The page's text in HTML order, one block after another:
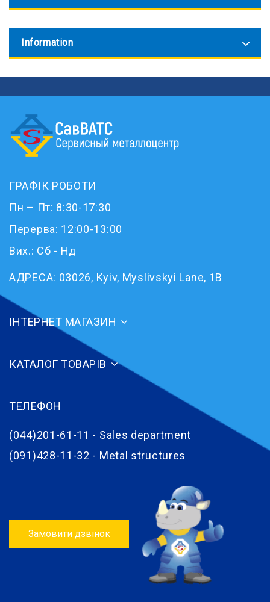
Information
ГРАФІК РОБОТИ
Пн – Пт: 8:30-17:30
Перерва: 12:00-13:00
Вих.: Сб - Нд
АДРЕСА: 03026, Kyiv, Myslivskyi Lane, 1B
ІНТЕРНЕТ МАГАЗИН
КАТАЛОГ ТОВАРІВ
ТЕЛЕФОН
(044)201-61-11 - Sales department
(091)428-11-32 - Metal structures
Замовити дзвінок